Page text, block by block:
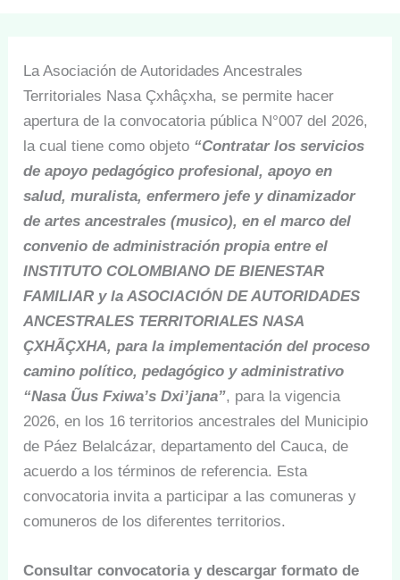
La Asociación de Autoridades Ancestrales
Territoriales Nasa Çxhâçxha, se permite hacer
apertura de la convocatoria pública N°007 del 2026,
la cual tiene como objeto “Contratar los servicios
de apoyo pedagógico profesional, apoyo en
salud, muralista, enfermero jefe y dinamizador
de artes ancestrales (musico), en el marco del
convenio de administración propia entre el
INSTITUTO COLOMBIANO DE BIENESTAR
FAMILIAR y la ASOCIACIÓN DE AUTORIDADES
ANCESTRALES TERRITORIALES NASA
ÇXHÃÇXHA, para la implementación del proceso
camino político, pedagógico y administrativo
“Nasa Ũus Fxiwa’s Dxi’jana”, para la vigencia
2026, en los 16 territorios ancestrales del Municipio
de Páez Belalcázar, departamento del Cauca, de
acuerdo a los términos de referencia. Esta
convocatoria invita a participar a las comuneras y
comuneros de los diferentes territorios.
Consultar convocatoria y descargar formato de